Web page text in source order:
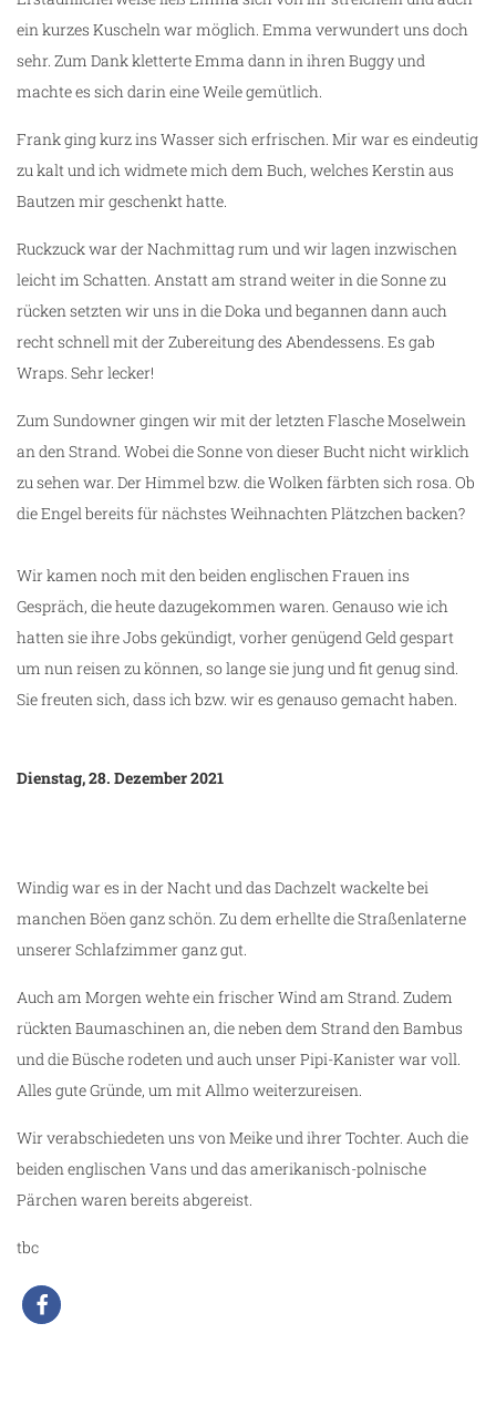
ein kurzes Kuscheln war möglich. Emma verwundert uns doch
sehr. Zum Dank kletterte Emma dann in ihren Buggy und
machte es sich darin eine Weile gemütlich.
Frank ging kurz ins Wasser sich erfrischen. Mir war es eindeutig
zu kalt und ich widmete mich dem Buch, welches Kerstin aus
Bautzen mir geschenkt hatte.
Ruckzuck war der Nachmittag rum und wir lagen inzwischen
leicht im Schatten. Anstatt am strand weiter in die Sonne zu
rücken setzten wir uns in die Doka und begannen dann auch
recht schnell mit der Zubereitung des Abendessens. Es gab
Wraps. Sehr lecker!
Zum Sundowner gingen wir mit der letzten Flasche Moselwein
an den Strand. Wobei die Sonne von dieser Bucht nicht wirklich
zu sehen war. Der Himmel bzw. die Wolken färbten sich rosa. Ob
die Engel bereits für nächstes Weihnachten Plätzchen backen?
Wir kamen noch mit den beiden englischen Frauen ins
Gespräch, die heute dazugekommen waren. Genauso wie ich
hatten sie ihre Jobs gekündigt, vorher genügend Geld gespart
um nun reisen zu können, so lange sie jung und fit genug sind.
Sie freuten sich, dass ich bzw. wir es genauso gemacht haben.
Dienstag, 28. Dezember 2021
Windig war es in der Nacht und das Dachzelt wackelte bei
manchen Böen ganz schön. Zu dem erhellte die Straßenlaterne
unserer Schlafzimmer ganz gut.
Auch am Morgen wehte ein frischer Wind am Strand. Zudem
rückten Baumaschinen an, die neben dem Strand den Bambus
und die Büsche rodeten und auch unser Pipi-Kanister war voll.
Alles gute Gründe, um mit Allmo weiterzureisen.
Wir verabschiedeten uns von Meike und ihrer Tochter. Auch die
beiden englischen Vans und das amerikanisch-polnische
Pärchen waren bereits abgereist.
tbc